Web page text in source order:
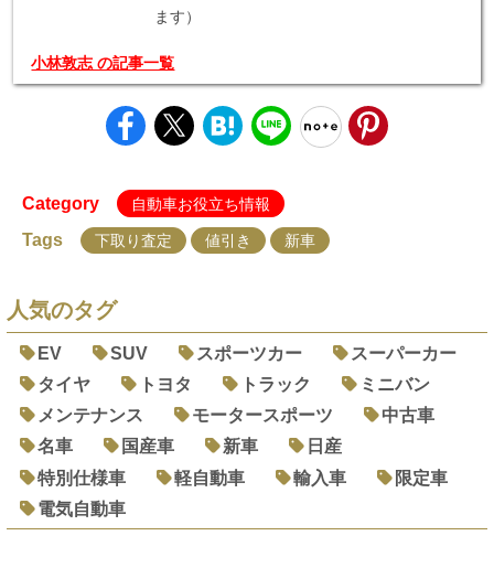
ます）
小林敦志 の記事一覧
Category 自動車お役立ち情報
Tags 下取り査定 値引き 新車
人気のタグ
EV SUV スポーツカー
スーパーカー
タイヤ
トヨタ トラック
ミニバン
メンテナンス
モータースポーツ
中古車
名車
国産車 新車
日産
特別仕様車
軽自動車 輸入車
限定車
電気自動車